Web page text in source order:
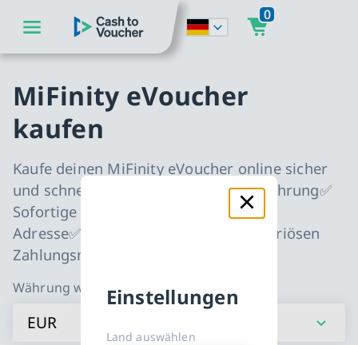
zum Hauptinhalt springen
zur Hauptnavigation springen
CashToVoucher: Zur Startseite
0
Einstellungen
Land auswählen
MiFinity eVoucher
kaufen
Kaufe deinen MiFinity eVoucher online sicher
und schnell in deiner bevorzugten Währung✅
Sofortige Lieferung an deine E-Mail-
Adresse✅ Sichere Bezahlung dank seriösen
Zahlungsmethoden✅
Währung wählen:
EUR